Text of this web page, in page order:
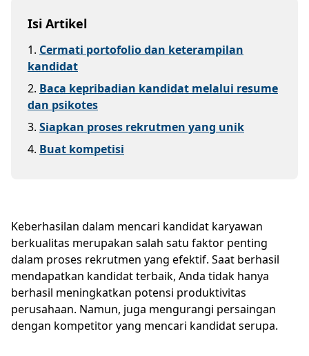
Isi Artikel
1. Cermati portofolio dan keterampilan
kandidat
2. Baca kepribadian kandidat melalui resume
dan psikotes
3. Siapkan proses rekrutmen yang unik
4. Buat kompetisi
Keberhasilan dalam mencari kandidat karyawan
berkualitas merupakan salah satu faktor penting
dalam proses rekrutmen yang efektif. Saat berhasil
mendapatkan kandidat terbaik, Anda tidak hanya
berhasil meningkatkan potensi produktivitas
perusahaan. Namun, juga mengurangi persaingan
dengan kompetitor yang mencari kandidat serupa.